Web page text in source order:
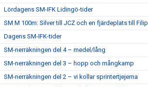
Lördagens SM-IFK Lidingö-tider
SM M 100m: Silver till JCZ och en fjärdeplats till Filip
Dagens SM-IFK-tider
SM-nerräkningen del 4 – medel/lång
SM-nerräkningen del 3 – hopp och mångkamp
SM-nerräkningen del 2 – vi kollar sprintertjejerna